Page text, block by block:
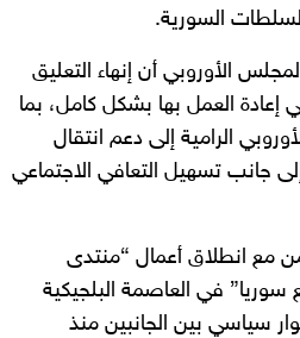
السورية.
الأوروبي أن إنهاء التعليق
إعادة العمل بها بشكل كامل، بما
الرامية إلى دعم انتقال
جانب تسهيل التعافي الاجتماعي
مع انطلاق أعمال “منتدى
سوريا” في العاصمة البلجيكية
سياسي بين الجانبين منذ